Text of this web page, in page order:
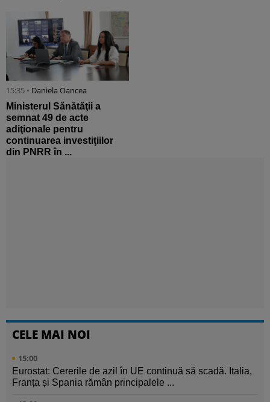
15:35 • Daniela Oancea
Ministerul Sănătăţii a
semnat 49 de acte
adiţionale pentru
continuarea investiţiilor
din PNRR în ...
CELE MAI NOI
15:00
Eurostat: Cererile de azil în UE continuă să scadă. Italia,
Franța și Spania rămân principalele ...